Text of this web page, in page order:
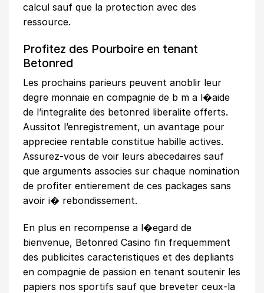
calcul sauf que la protection avec des
ressource.
Profitez des Pourboire en tenant
Betonred
Les prochains parieurs peuvent anoblir leur
degre monnaie en compagnie de b m a l�aide
de l’integralite des betonred liberalite offerts.
Aussitot l’enregistrement, un avantage pour
appreciee rentable constitue habille actives.
Assurez-vous de voir leurs abecedaires sauf
que arguments associes sur chaque nomination
de profiter entierement de ces packages sans
avoir i� rebondissement.
En plus en recompense a l�egard de
bienvenue, Betonred Casino fin frequemment
des publicites caracteristiques et des depliants
en compagnie de passion en tenant soutenir les
papiers nos sportifs sauf que breveter ceux-la